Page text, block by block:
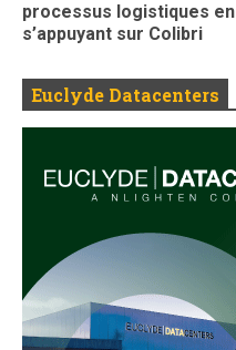
processus logistiques en
s’appuyant sur Colibri
Euclyde Datacenters